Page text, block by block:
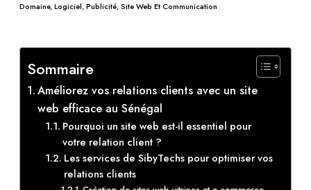
Domaine,Logiciel,Publicité,Site Web Et Communication
Sommaire
Améliorez vos relations clients avec un site
web efficace au Sénégal
Pourquoi un site web est-il essentiel pour
votre relation client ?
Les services de SibyTechs pour optimiser vos
relations clients